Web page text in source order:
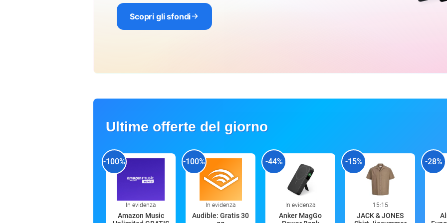
Scopri gli sfondi
Ultime offerte del giorno
-100%
In evidenza
Amazon Music
-100%
In evidenza
Audible: Gratis 30
-44%
In evidenza
Anker MagGo
-15%
15:15
JACK & JONES
-28%